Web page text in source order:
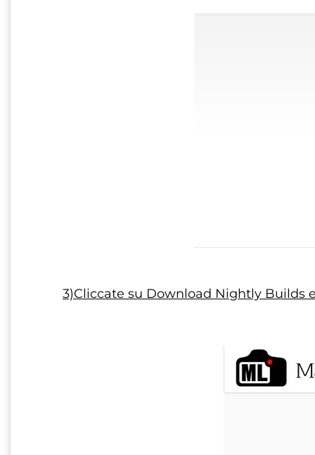
3)Cliccate su Download Nightly Builds